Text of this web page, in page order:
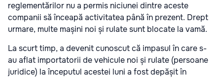
reglementărilor nu a permis niciunei dintre aceste
companii să înceapă activitatea până în prezent. Drept
urmare, multe mașini noi și rulate sunt blocate la vamă.
La scurt timp, a devenit cunoscut că impasul în care s-
au aflat importatorii de vehicule noi și rulate (persoane
juridice) la începutul acestei luni a fost depășit în